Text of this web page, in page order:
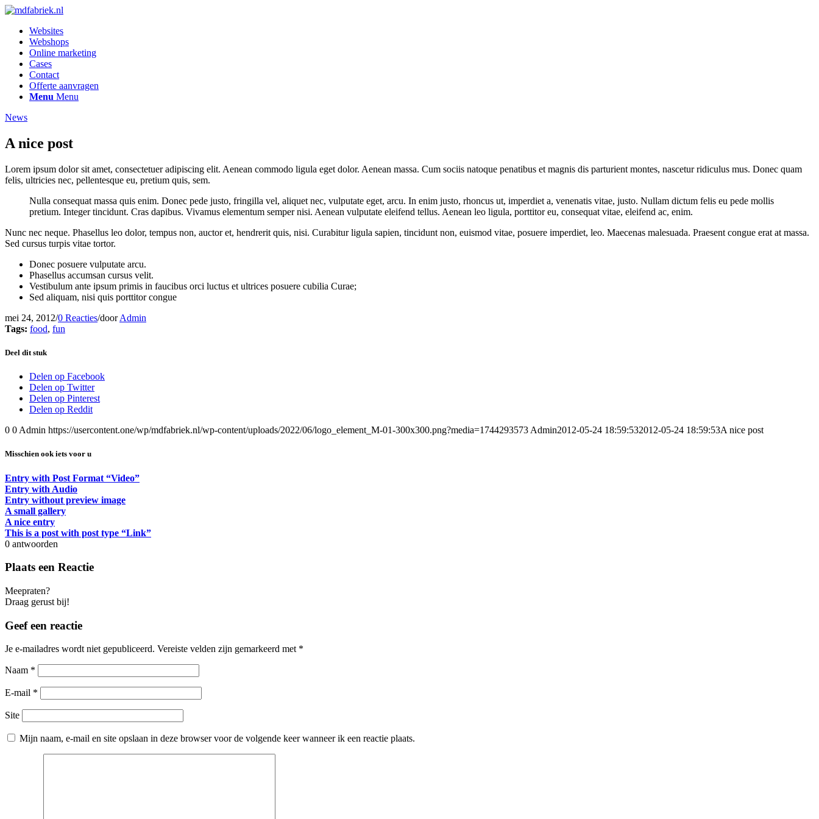
Websites
Webshops
Online marketing
Cases
Contact
Offerte aanvragen
Menu Menu
News
A nice post
Lorem ipsum dolor sit amet, consectetuer adipiscing elit. Aenean commodo ligula eget dolor. Aenean massa. Cum sociis natoque penatibus et magnis dis parturient montes, nascetur ridiculus mus. Donec quam
felis, ultricies nec, pellentesque eu, pretium quis, sem.
Nulla consequat massa quis enim. Donec pede justo, fringilla vel, aliquet nec, vulputate eget, arcu. In enim justo, rhoncus ut, imperdiet a, venenatis vitae, justo. Nullam dictum felis eu pede mollis
pretium. Integer tincidunt. Cras dapibus. Vivamus elementum semper nisi. Aenean vulputate eleifend tellus. Aenean leo ligula, porttitor eu, consequat vitae, eleifend ac, enim.
Nunc nec neque. Phasellus leo dolor, tempus non, auctor et, hendrerit quis, nisi. Curabitur ligula sapien, tincidunt non, euismod vitae, posuere imperdiet, leo. Maecenas malesuada. Praesent congue erat at massa.
Sed cursus turpis vitae tortor.
Donec posuere vulputate arcu.
Phasellus accumsan cursus velit.
Vestibulum ante ipsum primis in faucibus orci luctus et ultrices posuere cubilia Curae;
Sed aliquam, nisi quis porttitor congue
mei 24, 2012/0 Reacties/doorAdmin
Tags: food, fun
Deel dit stuk
Delen op Facebook
Delen op Twitter
Delen op Pinterest
Delen op Reddit
0 0 Admin https://usercontent.one/wp/mdfabriek.nl/wp-content/uploads/2022/06/logo_element_M-01-300x300.png?media=1744293573 Admin2012-05-24 18:59:532012-05-24 18:59:53A nice post
Misschien ook iets voor u
Entry with Post Format “Video”
Entry with Audio
Entry without preview image
A small gallery
A nice entry
This is a post with post type “Link”
0 antwoorden
Plaats een Reactie
Meepraten?
Draag gerust bij!
Geef een reactie
Je e-mailadres wordt niet gepubliceerd. Vereiste velden zijn gemarkeerd met *
Naam *
E-mail *
Site
Mijn naam, e-mail en site opslaan in deze browser voor de volgende keer wanneer ik een reactie plaats.